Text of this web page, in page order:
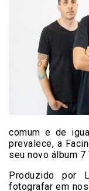
comum e de
prevalece, a
seu novo álbum 7
Produzido por
fotografar em